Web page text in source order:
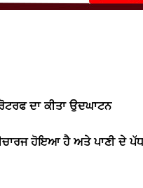
ਦਾ ਕੀਤਾ ਉਦਘਾਟਨ
ਹੋਇਆ ਹੈ ਅਤੇ ਪਾਣੀ ਦੇ